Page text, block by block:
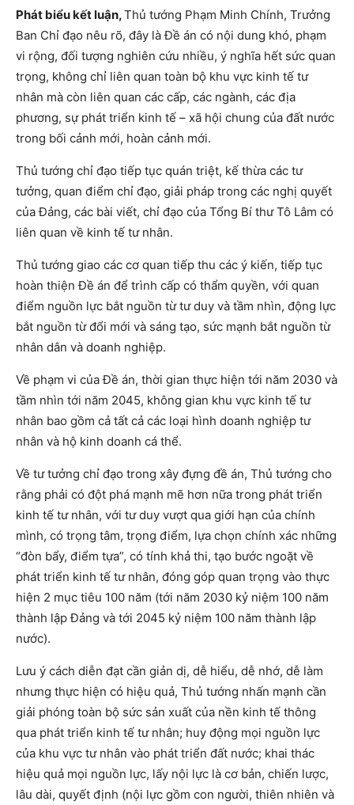
Phát biểu kết luận,Thủ tướng Phạm Minh Chính, Trưởng
Ban Chỉ đạo nêu rõ, đây là Đề án có nội dung khó, phạm
vi rộng, đối tượng nghiên cứu nhiều, ý nghĩa hết sức quan
trọng, không chỉ liên quan toàn bộ khu vực kinh tế tư
nhân mà còn liên quan các cấp, các ngành, các địa
phương, sự phát triển kinh tế – xã hội chung của đất nước
trong bối cảnh mới, hoàn cảnh mới.
Thủ tướng chỉ đạo tiếp tục quán triệt, kế thừa các tư
tưởng, quan điểm chỉ đạo, giải pháp trong các nghị quyết
của Đảng, các bài viết, chỉ đạo của Tổng Bí thư Tô Lâm có
liên quan về kinh tế tư nhân.
Thủ tướng giao các cơ quan tiếp thu các ý kiến, tiếp tục
hoàn thiện Đề án để trình cấp có thẩm quyền, với quan
điểm nguồn lực bắt nguồn từ tư duy và tầm nhìn, động lực
bắt nguồn từ đổi mới và sáng tạo, sức mạnh bắt nguồn từ
nhân dân và doanh nghiệp.
Về phạm vi của Đề án, thời gian thực hiện tới năm 2030 và
tầm nhìn tới năm 2045, không gian khu vực kinh tế tư
nhân bao gồm cả tất cả các loại hình doanh nghiệp tư
nhân và hộ kinh doanh cá thể.
Về tư tưởng chỉ đạo trong xây đựng đề án, Thủ tướng cho
rằng phải có đột phá mạnh mẽ hơn nữa trong phát triển
kinh tế tư nhân, với tư duy vượt qua giới hạn của chính
mình, có trọng tâm, trọng điểm, lựa chọn chính xác những
“đòn bẩy, điểm tựa”, có tính khả thi, tạo bước ngoặt về
phát triển kinh tế tư nhân, đóng góp quan trọng vào thực
hiện 2 mục tiêu 100 năm (tới năm 2030 kỷ niệm 100 năm
thành lập Đảng và tới 2045 kỷ niệm 100 năm thành lập
nước).
Lưu ý cách diễn đạt cần giản dị, dễ hiểu, dễ nhớ, dễ làm
nhưng thực hiện có hiệu quả, Thủ tướng nhấn mạnh cần
giải phóng toàn bộ sức sản xuất của nền kinh tế thông
qua phát triển kinh tế tư nhân; huy động mọi nguồn lực
của khu vực tư nhân vào phát triển đất nước; khai thác
hiệu quả mọi nguồn lực, lấy nội lực là cơ bản, chiến lược,
lâu dài, quyết định (nội lực gồm con người, thiên nhiên và